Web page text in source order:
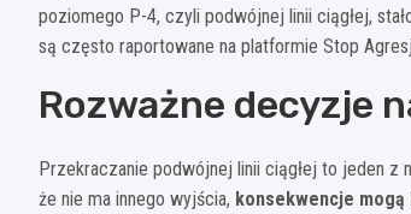
poziomego P-4, czyli podwójnej linii ciągłej,
są często raportowane na platformie Stop
Rozważne decyzje
Przekraczanie podwójnej linii ciągłej to jeden z
że nie ma innego wyjścia, konsekwencje